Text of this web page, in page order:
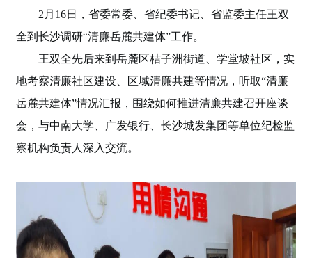
2月16日，省委常委、省纪委书记、省监委主任王双
全到长沙调研“清廉岳麓共建体”工作。
王双全先后来到岳麓区桔子洲街道、学堂坡社区，实
地考察清廉社区建设、区域清廉共建等情况，听取“清廉
岳麓共建体”情况汇报，围绕如何推进清廉共建召开座谈
会，与中南大学、广发银行、长沙城发集团等单位纪检监
察机构负责人深入交流。